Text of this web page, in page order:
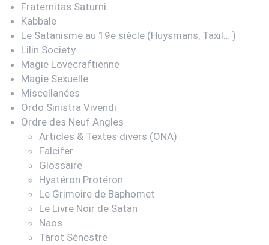
Fraternitas Saturni
Kabbale
Le Satanisme au 19e siècle (Huysmans, Taxil… )
Lilin Society
Magie Lovecraftienne
Magie Sexuelle
Miscellanées
Ordo Sinistra Vivendi
Ordre des Neuf Angles
Articles & Textes divers (ONA)
Falcifer
Glossaire
Hystéron Protéron
Le Grimoire de Baphomet
Le Livre Noir de Satan
Naos
Tarot Sénestre